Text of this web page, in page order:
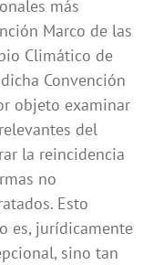
más
Marco de las
Climático de
Convención
objeto examinar
del
la reincidencia
no
Esto
es, jurídicamente
sino tan